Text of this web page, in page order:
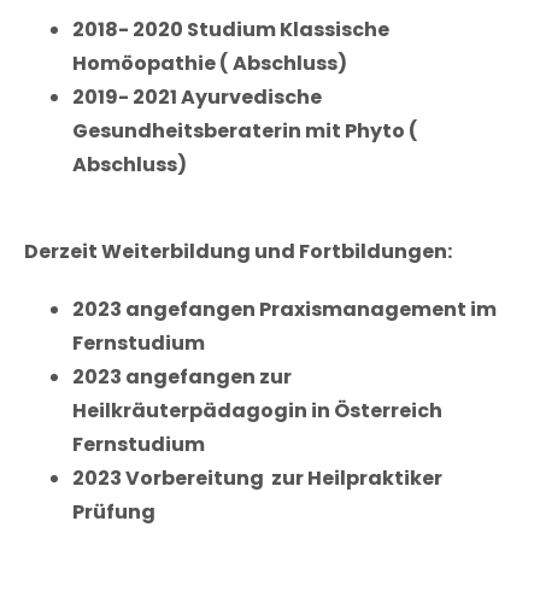
2018- 2020 Studium Klassische
Homöopathie ( Abschluss)
2019- 2021 Ayurvedische
Gesundheitsberaterin mit Phyto (
Abschluss)
Derzeit Weiterbildung und Fortbildungen:
2023 angefangen Praxismanagement im
Fernstudium
2023 angefangen zur
Heilkräuterpädagogin in Österreich
Fernstudium
2023 Vorbereitung zur Heilpraktiker
Prüfung